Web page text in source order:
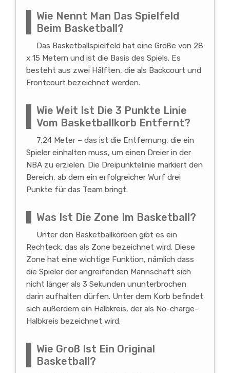
Wie Nennt Man Das Spielfeld
Beim Basketball?
Das Basketballspielfeld hat eine Größe von 28
x 15 Metern und ist die Basis des Spiels. Es
besteht aus zwei Hälften, die als Backcourt und
Frontcourt bezeichnet werden.
Wie Weit Ist Die 3 Punkte Linie
Vom Basketballkorb Entfernt?
7,24 Meter – das ist die Entfernung, die ein
Spieler einhalten muss, um einen Dreier in der
NBA zu erzielen. Die Dreipunktelinie markiert den
Bereich, ab dem ein erfolgreicher Wurf drei
Punkte für das Team bringt.
Was Ist Die Zone Im Basketball?
Unter den Basketballkörben gibt es ein
Rechteck, das als Zone bezeichnet wird. Diese
Zone hat eine wichtige Funktion, nämlich dass
die Spieler der angreifenden Mannschaft sich
nicht länger als 3 Sekunden ununterbrochen
darin aufhalten dürfen. Unter dem Korb befindet
sich außerdem ein Halbkreis, der als No-charge-
Halbkreis bezeichnet wird.
Wie Groß Ist Ein Original
Basketball?